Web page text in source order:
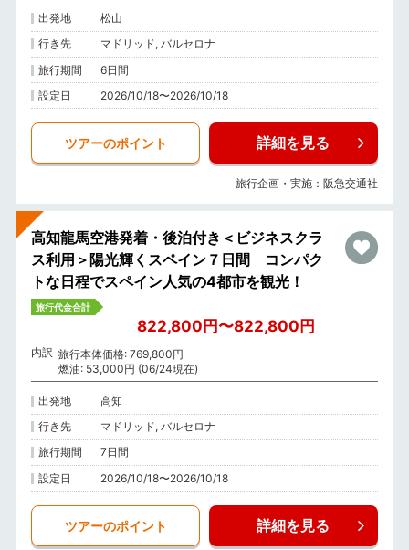
出発地
松山
行き先
マドリッド, バルセロナ
旅行期間
6日間
設定日
2026/10/18〜2026/10/18
ツアーのポイント 詳細を見る
旅行企画・実施：阪急交通社
高知龍馬空港発着・後泊付き＜ビジネスクラ
ス利用＞陽光輝くスペイン７日間 コンパク
トな日程でスペイン人気の4都市を観光！
旅行代金合計
822,800円〜822,800円
内訳 旅行本体価格: 769,800円
燃油: 53,000円 (06/24現在)
出発地
高知
行き先
マドリッド, バルセロナ
旅行期間
7日間
設定日
2026/10/18〜2026/10/18
ツアーのポイント 詳細を見る